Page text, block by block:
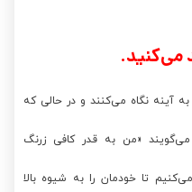
آینه نگاه می‌کنند و در حالی که
«من به قدر کافی زرنگ
تا خودمان را به شیوه‌ بالا